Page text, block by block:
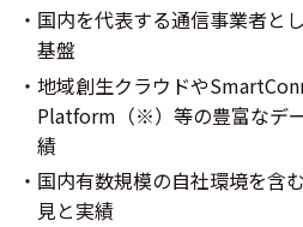
国内を代表する通信事業者と
基盤
地域創生クラウドや
Platform（※）等の豊富なデ
績
国内有数規模の自社環境を含
見と実績